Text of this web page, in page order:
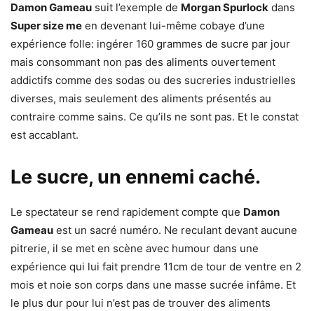
Damon Gameau suit l’exemple de Morgan Spurlock dans
Super size me en devenant lui-même cobaye d’une
expérience folle: ingérer 160 grammes de sucre par jour
mais consommant non pas des aliments ouvertement
addictifs comme des sodas ou des sucreries industrielles
diverses, mais seulement des aliments présentés au
contraire comme sains. Ce qu’ils ne sont pas. Et le constat
est accablant.
Le sucre, un ennemi caché.
Le spectateur se rend rapidement compte que Damon
Gameau est un sacré numéro. Ne reculant devant aucune
pitrerie, il se met en scène avec humour dans une
expérience qui lui fait prendre 11cm de tour de ventre en 2
mois et noie son corps dans une masse sucrée infâme. Et
le plus dur pour lui n’est pas de trouver des aliments